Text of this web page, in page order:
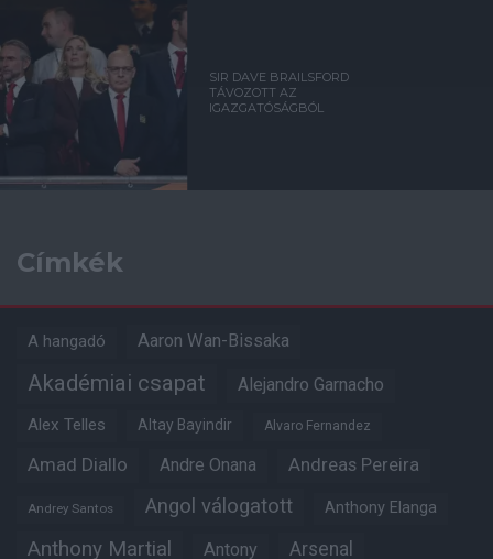
SIR DAVE BRAILSFORD
TÁVOZOTT AZ
IGAZGATÓSÁGBÓL
Címkék
A hangadó Aaron Wan-Bissaka
Akadémiai csapat Alejandro Garnacho
Alex Telles Altay Bayindir Alvaro Fernandez
Amad Diallo Andre Onana Andreas Pereira
Andrey Santos Angol válogatott Anthony Elanga
Anthony Martial Antony Arsenal